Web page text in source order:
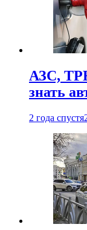
АЗС,
знать
2 года спустя